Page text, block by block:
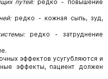
путей: редко - повышение
редко - кожная сыпь, зуд,
редко - затруднение
эффектов усугубляются и
эффекты, пациент должен